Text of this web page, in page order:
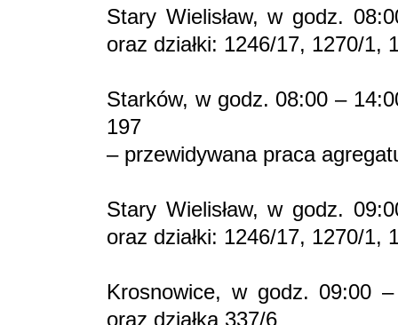
Stary Wielisław, w godz.
oraz działki: 1246/17, 1270/1,
Starków, w godz. 08:00 –
197
– przewidywana praca
Stary Wielisław, w godz.
oraz działki: 1246/17, 1270/1,
Krosnowice, w godz. 09:00
oraz działka 337/6